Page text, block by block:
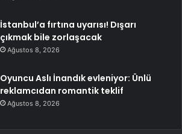
İstanbul’a fırtına uyarısı! Dışarı
çıkmak bile zorlaşacak
Ağustos 8, 2026
Oyuncu Aslı İnandık evleniyor: Ünlü
reklamcıdan romantik teklif
Ağustos 8, 2026